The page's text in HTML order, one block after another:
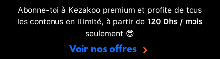
Abonne-toi à Kezakoo premium et profite de tous
les contenus en illimité, à partir de 120 Dhs / mois
seulement 😎
Voir nos offres